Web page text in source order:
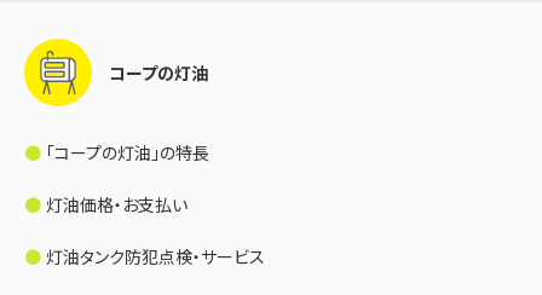
コープの灯油
「コープの灯油」の特長
灯油価格・お支払い
灯油タンク防犯点検・サービス